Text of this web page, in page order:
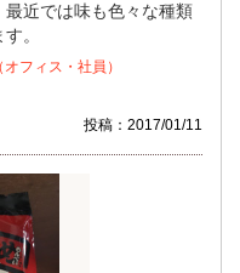
近では味も色々な種類
。
フィス・社員）
投稿：2017/01/11